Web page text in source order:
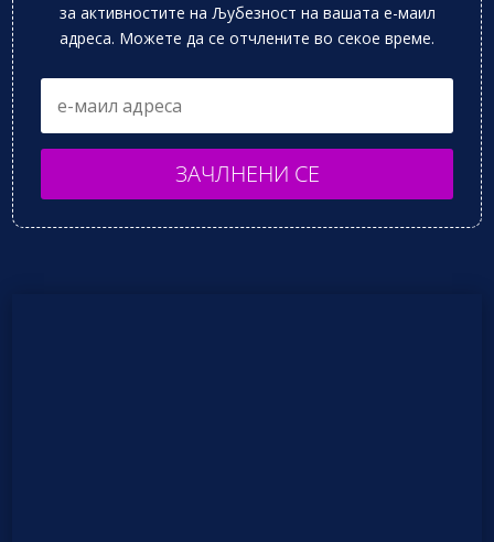
за активностите на Љубезност на вашата е-маил
адреса. Можете да се отчлените во секое време.
ЗАЧЛНЕНИ СЕ